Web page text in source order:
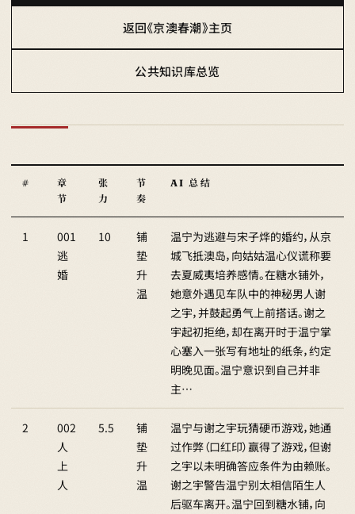
返回《京澳春潮》主页
公共知识库总览
#
章
节
张
力
节
奏
AI 总结
1
001
逃
婚
10
铺
垫
升
温
温宁为逃避与宋子烨的婚约，从京
城飞抵澳岛，向姑姑温心仪谎称要
去夏威夷培养感情。在糖水铺外，
她意外遇见车队中的神秘男人谢
之宇，并鼓起勇气上前搭话。谢之
宇起初拒绝，却在离开时于温宁掌
心塞入一张写有地址的纸条，约定
明晚见面。温宁意识到自己并非
主…
2
002
人
上
人
5.5
铺
垫
升
温
温宁与谢之宇玩猜硬币游戏，她通
过作弊（口红印）赢得了游戏，但谢
之宇以未明确答应条件为由赖账。
谢之宇警告温宁别太相信陌生人
后驱车离开。温宁回到糖水铺，向